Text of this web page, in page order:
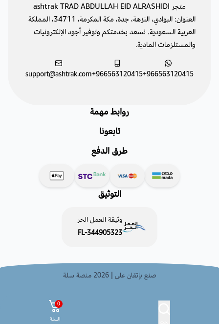
السلة
0
متجر ashtrak TRAD ABDULLAH EID ALRASHIDI
العنوان: البوادي، النزهة، جدة، مكة المكرمة، 34711، المملكة
العربية السعودية. نسعد بخدمتكم وتوفير أجود الإلكترونيات
والمستلزمات المادية.
+966563120415
+966563120415
support@ashtrak.com
روابط مهمة
تابعونا
طرق الدفع
التوثيق
وثيقة العمل الحر
FL-344905323
صنع بإتقان على | 2026 منصة سلة